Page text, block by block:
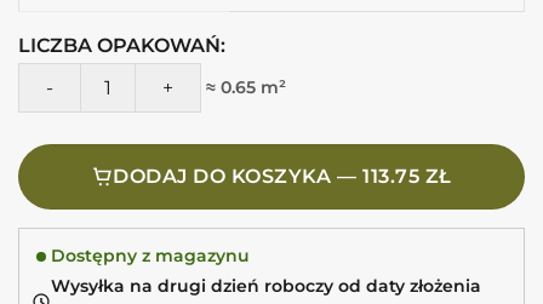
LICZBA OPAKOWAŃ:
ilość Peronda Fs BRUSH SQUARE 22,3X22,3 Matowe szare
≈ 0.65 m²
DODAJ DO KOSZYKA — 113.75 ZŁ
Dostępny z magazynu
Wysyłka na drugi dzień roboczy od daty złożenia